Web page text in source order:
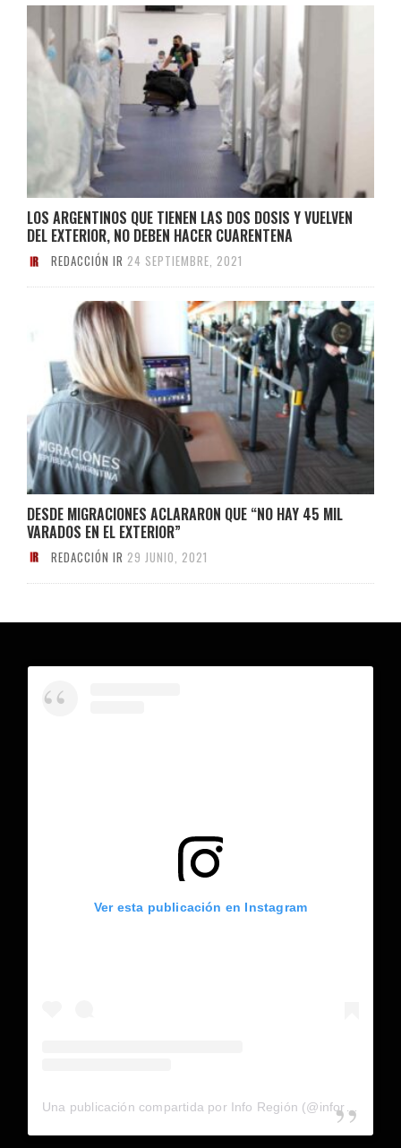
LOS ARGENTINOS QUE TIENEN LAS DOS DOSIS Y VUELVEN
DEL EXTERIOR, NO DEBEN HACER CUARENTENA
REDACCIÓN IR 24 SEPTIEMBRE, 2021
DESDE MIGRACIONES ACLARARON QUE “NO HAY 45 MIL
VARADOS EN EL EXTERIOR”
REDACCIÓN IR 29 JUNIO, 2021
Ver esta publicación en Instagram